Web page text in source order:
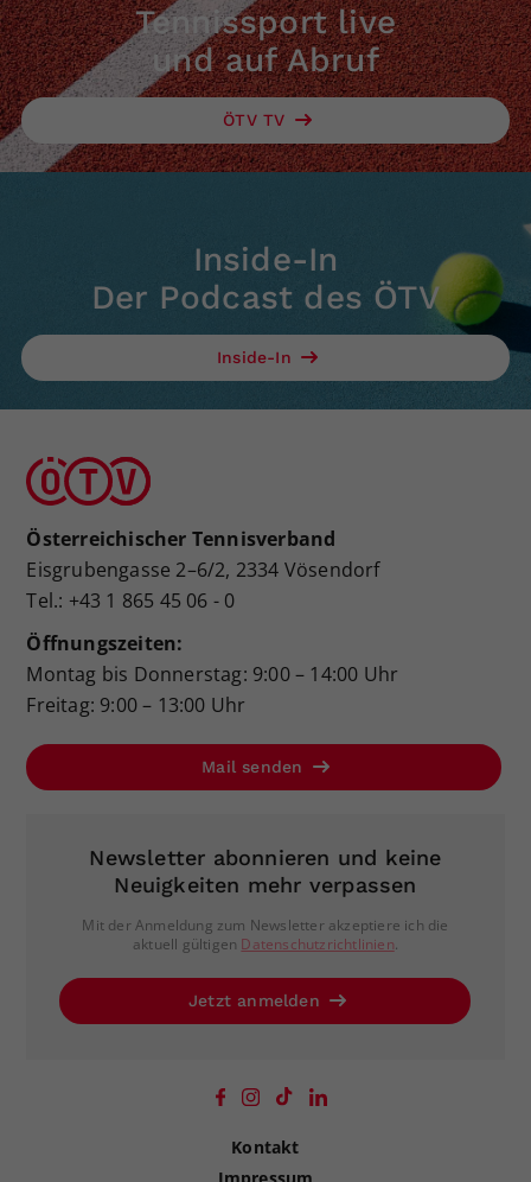
Tennissport live
und auf Abruf
ÖTV TV
Inside-In
Der Podcast des ÖTV
Inside-In
Österreichischer Tennisverband
Eisgrubengasse 2–6/2, 2334 Vösendorf
Tel.: +43 1 865 45 06 - 0
Öffnungszeiten:
Montag bis Donnerstag: 9:00 – 14:00 Uhr
Freitag: 9:00 – 13:00 Uhr
Mail senden
Newsletter abonnieren und keine
Neuigkeiten mehr verpassen
Mit der Anmeldung zum Newsletter akzeptiere ich die
aktuell gültigen Datenschutzrichtlinien.
Jetzt anmelden
Kontakt
Impressum